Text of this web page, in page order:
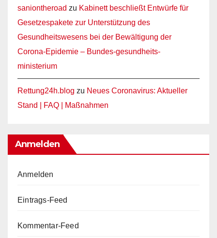
saniontheroad zu Kabinett beschließt Entwürfe für
Gesetzespakete zur Unterstützung des
Gesundheitswesens bei der Bewältigung der
Corona-Epidemie – Bundes-gesundheits-
ministerium
Rettung24h.blog zu Neues Coronavirus: Aktueller
Stand | FAQ | Maßnahmen
Anmelden
Anmelden
Eintrags-Feed
Kommentar-Feed